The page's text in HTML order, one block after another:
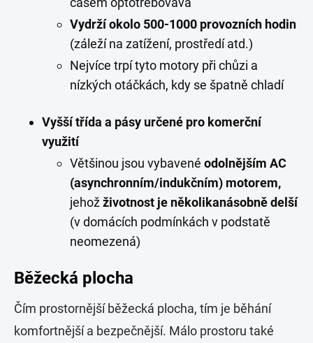
Vydrží okolo 500-1000 provozních hodin
(záleží na zatížení, prostředí atd.)
Nejvíce trpí tyto motory při chůzi a
nízkých otáčkách, kdy se špatně chladí
Vyšší třída a pásy určené pro komerční
využití
Většinou jsou vybavené odolnějším AC
(asynchronním/indukčním) motorem,
jehožživotnost je několikanásobně delší
(v domácích podmínkách v podstatě
neomezená)
Běžecká plocha
Čím prostornější běžecká plocha, tím je běhání
komfortnější a bezpečnější. Málo prostoru také